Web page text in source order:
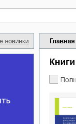
новинки Главная